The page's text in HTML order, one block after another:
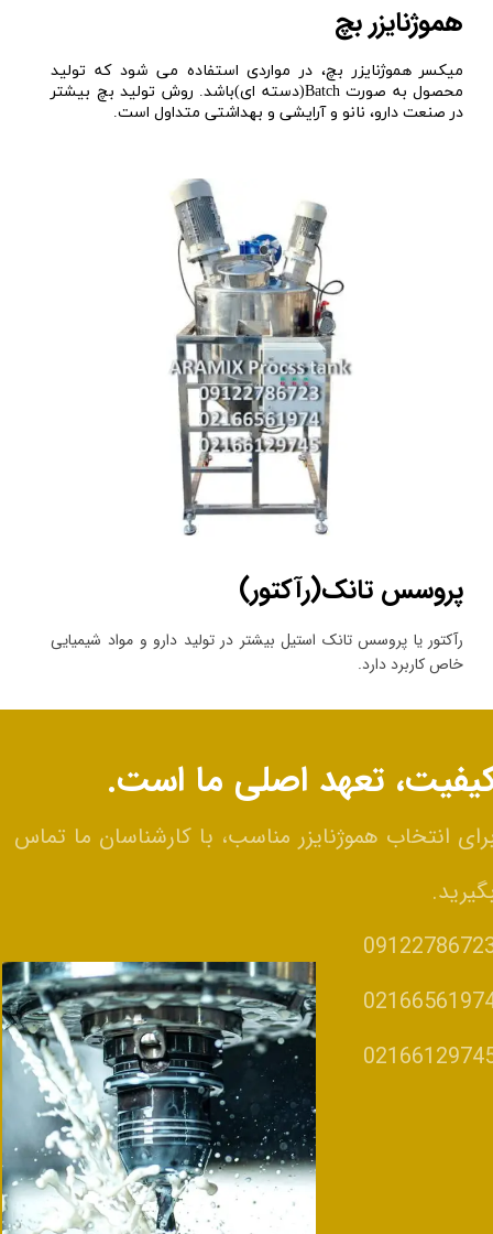
پروسس تانک(رآکتور)
رآکتور یا پروسس تانک استیل بیشتر در تولید دارو و مواد شیمیایی
خاص کاربرد دارد.
هموژنایزر بچ
میکسر هموژنایزر بچ، در مواردی استفاده می شود که تولید
محصول به صورت Batch(دسته ای)باشد. روش تولید بچ بیشتر
در صنعت دارو، نانو و آرایشی و بهداشتی متداول است.
تعهد اصلی ما است.
انتخاب هموژنایزر مناسب، با کارشناسان ما تماس